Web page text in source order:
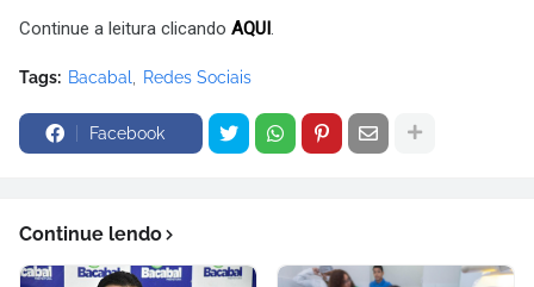
Continue a leitura clicando AQUI.
Tags: Bacabal Redes Sociais
Facebook
Continue lendo